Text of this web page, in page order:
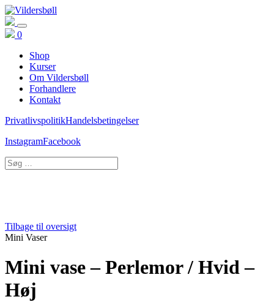
0
Shop
Kurser
Om Vildersbøll
Forhandlere
Kontakt
PrivatlivspolitikHandelsbetingelser
InstagramFacebook
Tilbage til oversigt
Mini Vaser
Mini vase – Perlemor / Hvid –
Høj